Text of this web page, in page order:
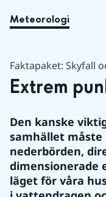
Meteorologi
Faktapaket: Skyfall
Extrem
Den kanske
samhället
nederbörden,
dimensionerade
läget för våra